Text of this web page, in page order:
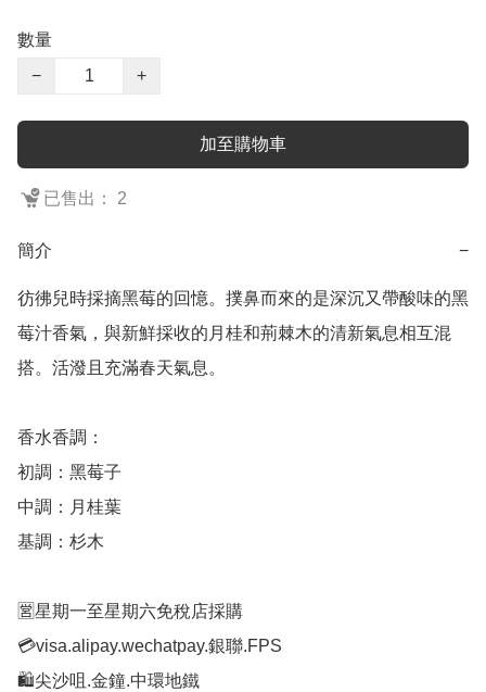
數量
−
+
加至購物車
已售出： 2
簡介 −
彷彿兒時採摘黑莓的回憶。撲鼻而來的是深沉又帶酸味的黑
莓汁香氣，與新鮮採收的月桂和荊棘木的清新氣息相互混
搭。活潑且充滿春天氣息。
香水香調：
初調：黑莓子
中調：月桂葉
基調：杉木
🈺星期一至星期六免稅店採購
💳visa.alipay.wechatpay.銀聯.FPS
🛍️尖沙咀.金鐘.中環地鐵